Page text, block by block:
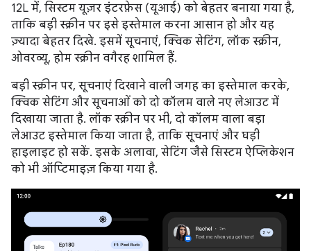
12L में, सिस्टम यूज़र इंटरफ़ेस (यूआई) को बेहतर बनाया गया है,
ताकि बड़ी स्क्रीन पर इसे इस्तेमाल करना आसान हो और यह
ज़्यादा बेहतर दिखे. इसमें सूचनाएं, क्विक सेटिंग, लॉक स्क्रीन,
ओवरव्यू, होम स्क्रीन वगैरह शामिल हैं.
बड़ी स्क्रीन पर, सूचनाएं दिखाने वाली जगह का इस्तेमाल करके,
क्विक सेटिंग और सूचनाओं को दो कॉलम वाले नए लेआउट में
दिखाया जाता है. लॉक स्क्रीन पर भी, दो कॉलम वाला बड़ा
लेआउट इस्तेमाल किया जाता है, ताकि सूचनाएं और घड़ी
हाइलाइट हो सकें. इसके अलावा, सेटिंग जैसे सिस्टम ऐप्लिकेशन
को भी ऑप्टिमाइज़ किया गया है.